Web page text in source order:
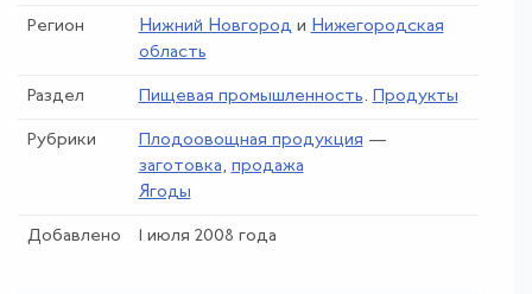
Регион Нижний Новгород и Нижегородская
область
Раздел Пищевая промышленность. Продукты
Рубрики Плодоовощная продукция —
заготовка, продажа
Ягоды
Добавлено 1 июля 2008 года